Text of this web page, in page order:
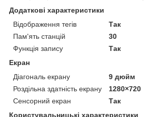
Додаткові характеристики
Відображення тегів
Так
Пам'ять станцій
30
Функція запису
Так
Екран
Діагональ екрану
9 дюйм
Роздільна здатність екрану
1280×720
Сенсорний екран
Так
Користувальницькі характеристики